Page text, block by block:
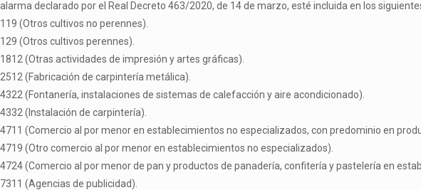
alarma declarado por el Real Decreto 463/2020, de 14 de marzo, esté incluida en los
119 (Otros cultivos no perennes).
129 (Otros cultivos perennes).
1812 (Otras actividades de impresión y artes gráficas).
2512 (Fabricación de carpintería metálica).
4322 (Fontanería, instalaciones de sistemas de calefacción y aire acondicionado).
4332 (Instalación de carpintería).
4711 (Comercio al por menor en establecimientos no especializados, con predominio en
4719 (Otro comercio al por menor en establecimientos no especializados).
4724 (Comercio al por menor de pan y productos de panadería, confitería y pastelería en
7311 (Agencias de publicidad).